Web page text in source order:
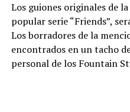
Los guiones originales de
popular serie “Friends”,
Los borradores de la
encontrados en un tacho
personal de los Fountain